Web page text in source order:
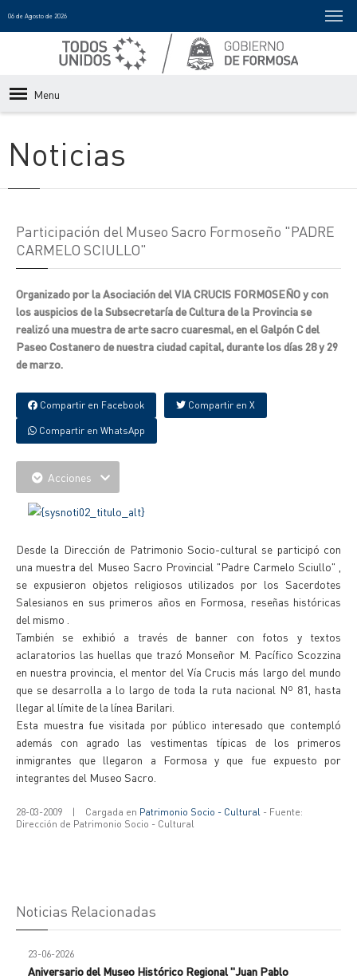
06 de Agosto de 2026
Menu
Noticias
Participación del Museo Sacro Formoseño "PADRE
CARMELO SCIULLO"
Organizado por la Asociación del VIA CRUCIS FORMOSEÑO y con
los auspicios de la Subsecretaría de Cultura de la Provincia se
realizó una muestra de arte sacro cuaresmal, en el Galpón C del
Paseo Costanero de nuestra ciudad capital, durante los días 28 y 29
de marzo.
Compartir en Facebook Compartir en X
Compartir en WhatsApp
Acciones
Desde la Dirección de Patrimonio Socio-cultural se participó con
una muestra del Museo Sacro Provincial "Padre Carmelo Sciullo" ,
se expusieron objetos religiosos utilizados por los Sacerdotes
Salesianos en sus primeros años en Formosa, reseñas históricas
del mismo .
También se exhibió a través de banner con fotos y textos
aclaratorios las huellas que trazó Monseñor M. Pacífico Scozzina
en nuestra provincia, el mentor del Vía Crucis más largo del mundo
que se desarrolla a lo largo de toda la ruta nacional Nº 81, hasta
llegar al límite de la línea Barilari.
Esta muestra fue visitada por público interesado que contempló
además con agrado las vestimentas típicas de los primeros
inmigrantes que llegaron a Formosa y que fue expuesto por
integrantes del Museo Sacro.
28-03-2009 | Cargada en Patrimonio Socio - Cultural - Fuente:
Dirección de Patrimonio Socio - Cultural
Noticias Relacionadas
23-06-2026
Aniversario del Museo Histórico Regional "Juan Pablo